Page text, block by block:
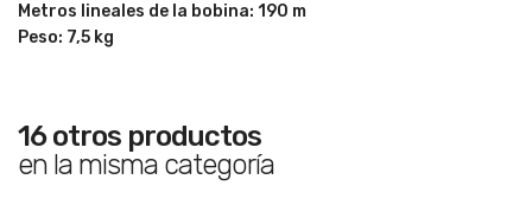
Metros lineales de la bobina: 190 m
Peso: 7,5 kg
16 otros productos
en la misma categoría